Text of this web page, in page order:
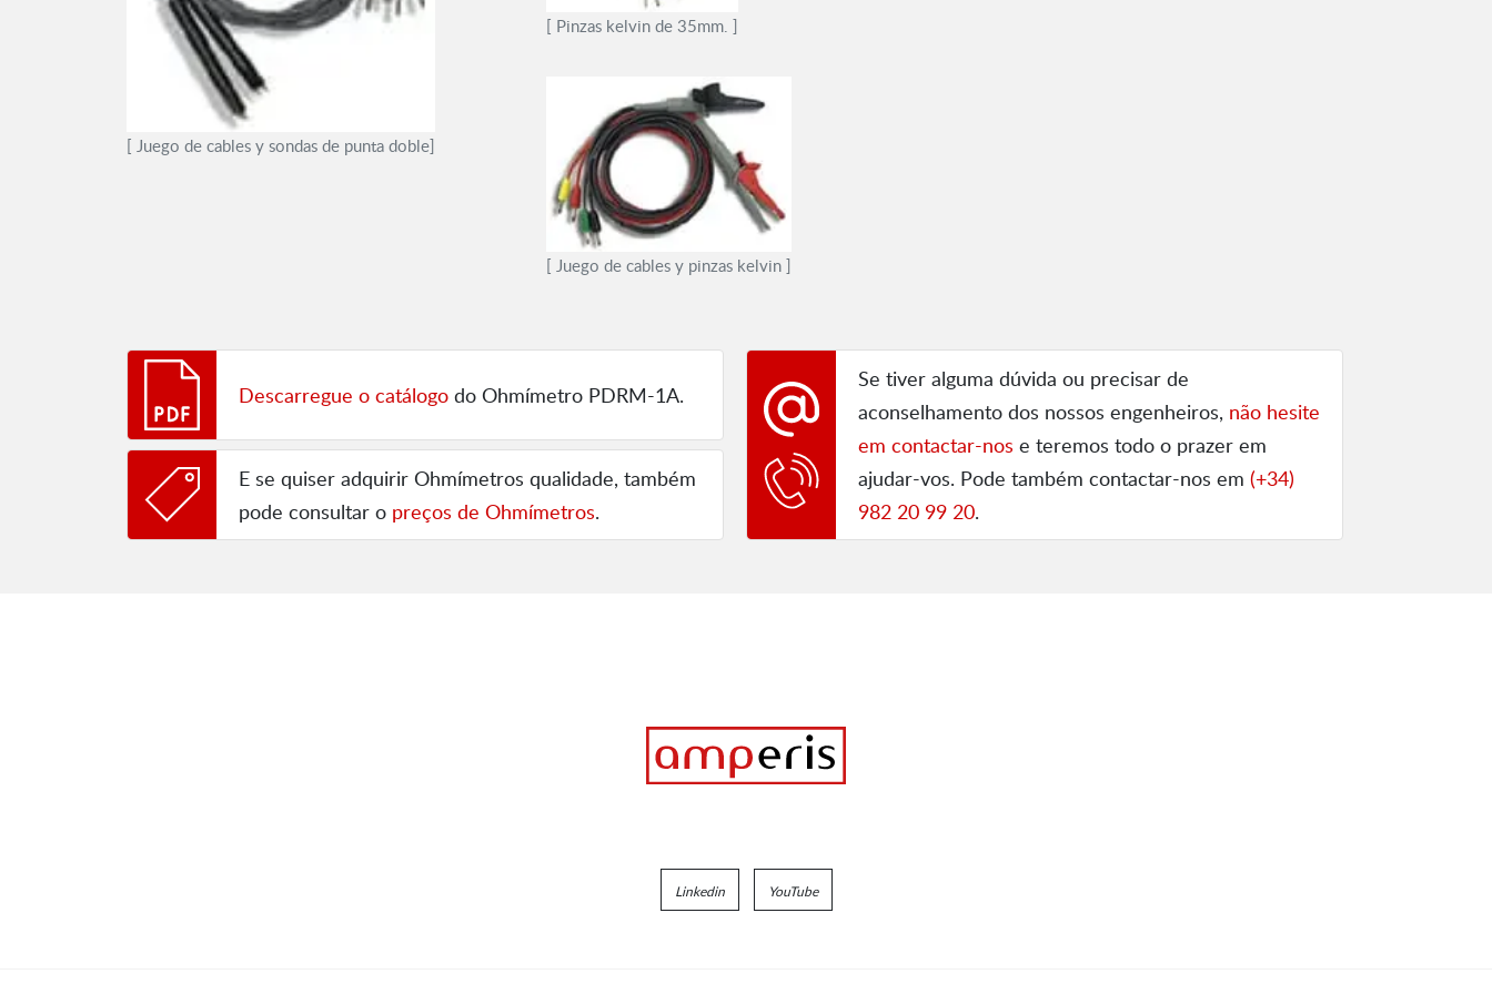
[ Juego de cables y sondas de punta doble]
[ Pinzas kelvin de 35mm. ]
[ Juego de cables y pinzas kelvin ]
Descarregue o catálogo do Ohmímetro PDRM-1A.
E se quiser adquirir Ohmímetros qualidade, também
pode consultar o preços de Ohmímetros.
Se tiver alguma dúvida ou precisar de
aconselhamento dos nossos engenheiros, não hesite
em contactar-nos e teremos todo o prazer em
ajudar-vos. Pode também contactar-nos em (+34)
982 20 99 20.
Linkedin YouTube